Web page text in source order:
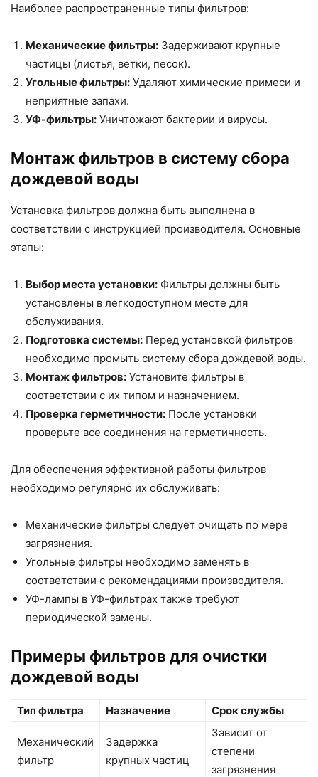
Наиболее распространенные типы фильтров:
Механические фильтры: Задерживают крупные
частицы (листья, ветки, песок).
Угольные фильтры: Удаляют химические примеси и
неприятные запахи.
УФ-фильтры: Уничтожают бактерии и вирусы.
Монтаж фильтров в систему сбора
дождевой воды
Установка фильтров должна быть выполнена в
соответствии с инструкцией производителя. Основные
этапы:
Выбор места установки: Фильтры должны быть
установлены в легкодоступном месте для
обслуживания.
Подготовка системы: Перед установкой фильтров
необходимо промыть систему сбора дождевой воды.
Монтаж фильтров: Установите фильтры в
соответствии с их типом и назначением.
Проверка герметичности: После установки
проверьте все соединения на герметичность.
Для обеспечения эффективной работы фильтров
необходимо регулярно их обслуживать:
Механические фильтры следует очищать по мере
загрязнения.
Угольные фильтры необходимо заменять в
соответствии с рекомендациями производителя.
УФ-лампы в УФ-фильтрах также требуют
периодической замены.
Примеры фильтров для очистки
дождевой воды
Тип фильтра Назначение Срок службы
Механический
фильтр
Задержка
крупных частиц
Зависит от
степени
загрязнения